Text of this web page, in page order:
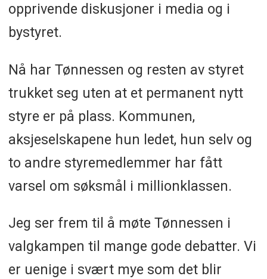
opprivende diskusjoner i media og i
bystyret.
Nå har Tønnessen og resten av styret
trukket seg uten at et permanent nytt
styre er på plass. Kommunen,
aksjeselskapene hun ledet, hun selv og
to andre styremedlemmer har fått
varsel om søksmål i millionklassen.
Jeg ser frem til å møte Tønnessen i
valgkampen til mange gode debatter. Vi
er uenige i svært mye som det blir